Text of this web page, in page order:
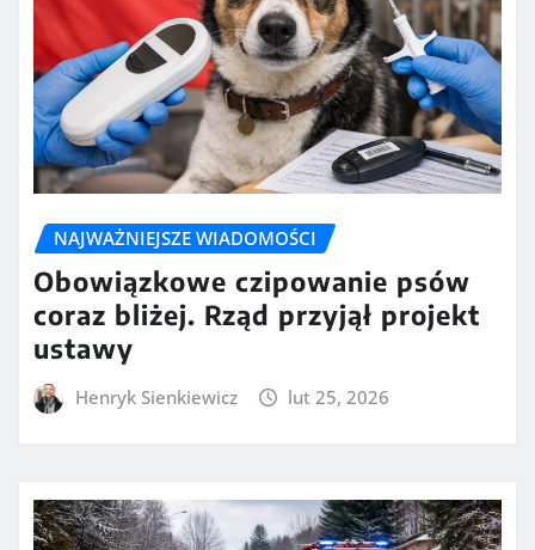
NAJWAŻNIEJSZE WIADOMOŚCI
Obowiązkowe czipowanie psów
coraz bliżej. Rząd przyjął projekt
ustawy
Henryk Sienkiewicz lut 25, 2026